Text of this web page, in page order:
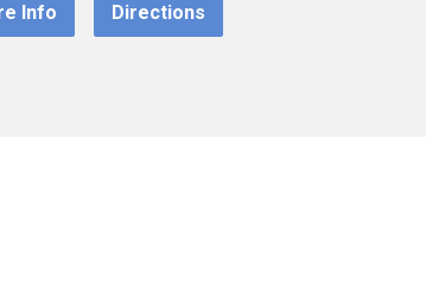
Info Directions